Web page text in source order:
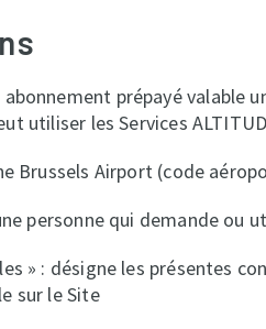
abonnement prépayé valable
utiliser les Services
Brussels Airport (code
personne qui demande ou
» : désigne les présentes
sur le Site